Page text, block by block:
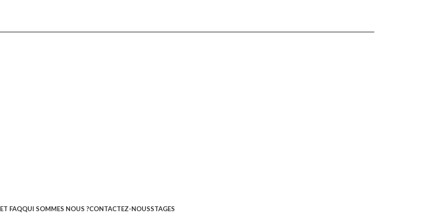
FAQQUI SOMMES NOUS ?CONTACTEZ-NOUSSTAGES